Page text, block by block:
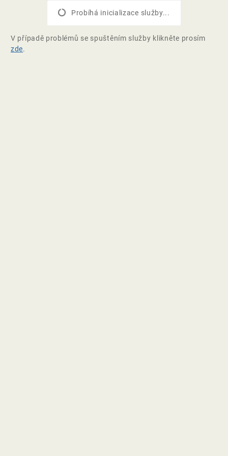
Probíhá inicializace služby...
V případě problémů se spuštěním služby klikněte prosím
zde.